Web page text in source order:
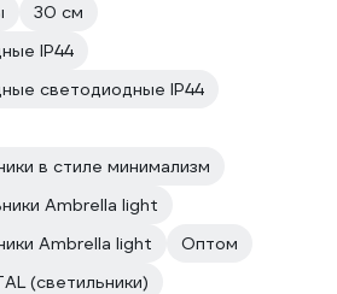
30 см
IP44
светодиодные IP44
в стиле минимализм
Ambrella light
Ambrella light
Оптом
(светильники)